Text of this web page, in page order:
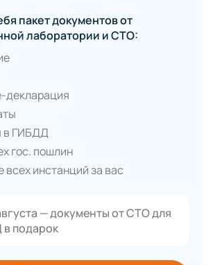
пакет документов от
лаборатории и СТО:
декларация
в ГИБДД
гос. пошлин
инстанций за вас
— документы от СТО для
подарок